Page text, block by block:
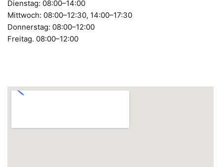
Dienstag: 08:00–14:00
Mittwoch: 08:00–12:30, 14:00–17:30
Donnerstag: 08:00–12:00
Freitag. 08:00–12:00